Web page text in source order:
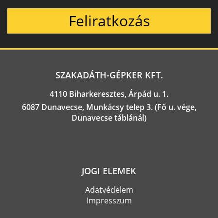
Feliratkozás
SZAKADÁTH-GÉPKER KFT.
4110 Biharkeresztes, Árpád u. 1.
6087 Dunavecse, Munkácsy telep 3. (Fő u. vége,
Dunavecse táblánál)
JOGI ELEMEK
Adatvédelem
Impresszum